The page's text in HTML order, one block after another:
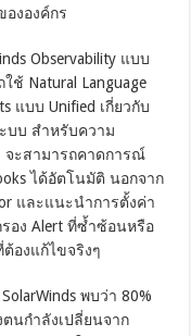
งองค์กร
Observability แบบ
ช้ Natural Language
แบบ Unified เกี่ยวกับ
ะบบ สำหรับความ
จะสามารถคาดการณ์
ได้อัตโนมัติ นอกจาก
และแนะนำการตั้งค่า
รอง Alert ที่ซ้ำซ้อนหรือ
องแก้ไขจริงๆ
พบว่า 80%
นกำลังเปลี่ยนจาก